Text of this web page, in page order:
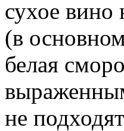
сухое вино
(в
белая
не